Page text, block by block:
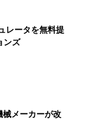
レータを無料提
ンズ
械メーカーが改